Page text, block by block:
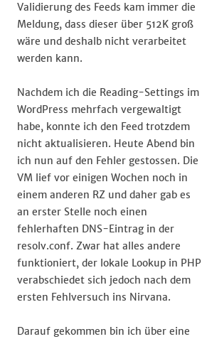
Validierung des Feeds kam immer die
Meldung, dass dieser über 512K groß
wäre und deshalb nicht verarbeitet
werden kann.
Nachdem ich die Reading-Settings im
WordPress mehrfach vergewaltigt
habe, konnte ich den Feed trotzdem
nicht aktualisieren. Heute Abend bin
ich nun auf den Fehler gestossen. Die
VM lief vor einigen Wochen noch in
einem anderen RZ und daher gab es
an erster Stelle noch einen
fehlerhaften DNS-Eintrag in der
resolv.conf. Zwar hat alles andere
funktioniert, der lokale Lookup in PHP
verabschiedet sich jedoch nach dem
ersten Fehlversuch ins Nirvana.
Darauf gekommen bin ich über eine